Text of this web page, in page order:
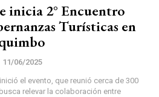
inicia 2° Encuentro
Turísticas en
11/06/2025
el evento, que reunió cerca de 300
relevar la colaboración entre